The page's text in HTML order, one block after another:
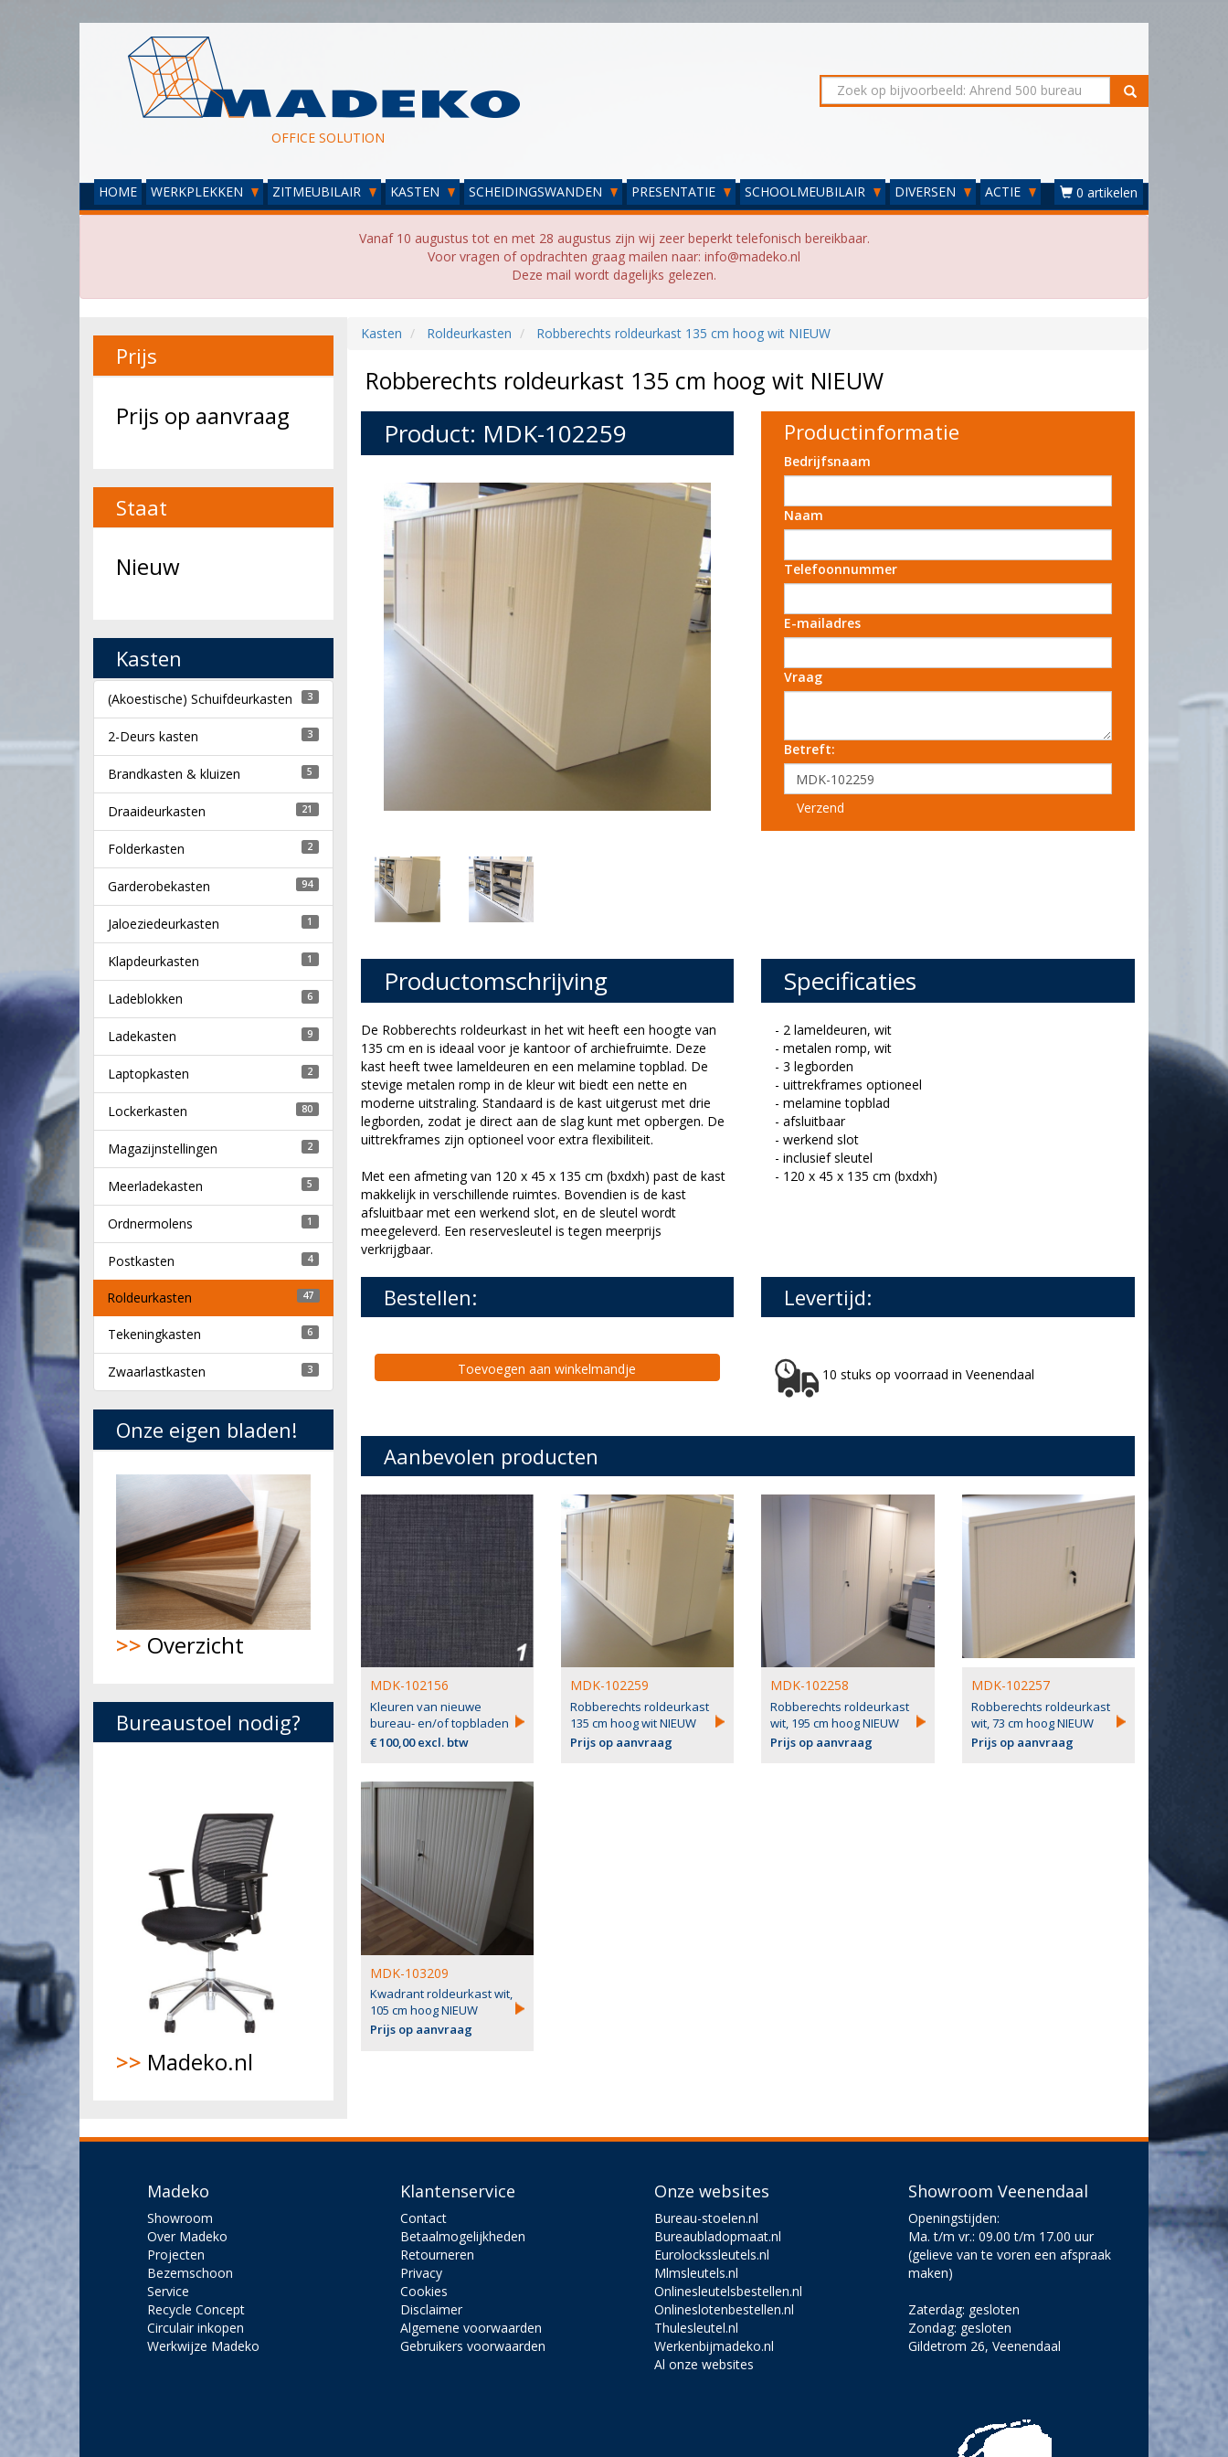
OFFICE SOLUTION
HOME WERKPLEKKEN ZITMEUBILAIR KASTEN SCHEIDINGSWANDEN PRESENTATIE SCHOOLMEUBILAIR DIVERSEN ACTIE 0 artikelen
Vanaf 10 augustus tot en met 28 augustus zijn wij zeer beperkt telefonisch bereikbaar.
Voor vragen of opdrachten graag mailen naar: info@madeko.nl
Deze mail wordt dagelijks gelezen.
Kasten Roldeurkasten Robberechts roldeurkast 135 cm hoog wit NIEUW
Robberechts roldeurkast 135 cm hoog wit NIEUW
Product: MDK-102259 Productinformatie
Bedrijfsnaam
Naam
Telefoonnummer
E-mailadres
Vraag
Betreft:
Verzend
Productomschrijving
De Robberechts roldeurkast in het wit heeft een hoogte van
135 cm en is ideaal voor je kantoor of archiefruimte. Deze
kast heeft twee lameldeuren en een melamine topblad. De
stevige metalen romp in de kleur wit biedt een nette en
moderne uitstraling. Standaard is de kast uitgerust met drie
legborden, zodat je direct aan de slag kunt met opbergen. De
uittrekframes zijn optioneel voor extra flexibiliteit.
Met een afmeting van 120 x 45 x 135 cm (bxdxh) past de kast
makkelijk in verschillende ruimtes. Bovendien is de kast
afsluitbaar met een werkend slot, en de sleutel wordt
meegeleverd. Een reservesleutel is tegen meerprijs
verkrijgbaar.
Specificaties
- 2 lameldeuren, wit
- metalen romp, wit
- 3 legborden
- uittrekframes optioneel
- melamine topblad
- afsluitbaar
- werkend slot
- inclusief sleutel
- 120 x 45 x 135 cm (bxdxh)
Bestellen:
Toevoegen aan winkelmandje
Levertijd:
10 stuks op voorraad in Veenendaal
Aanbevolen producten
MDK-102156
Kleuren van nieuwe
bureau- en/of topbladen
€ 100,00 excl. btw
MDK-102259
Robberechts roldeurkast
135 cm hoog wit NIEUW
Prijs op aanvraag
MDK-102258
Robberechts roldeurkast
wit, 195 cm hoog NIEUW
Prijs op aanvraag
MDK-102257
Robberechts roldeurkast
wit, 73 cm hoog NIEUW
Prijs op aanvraag
MDK-103209
Kwadrant roldeurkast wit,
105 cm hoog NIEUW
Prijs op aanvraag
Prijs
Prijs op aanvraag
Staat
Nieuw
Kasten
(Akoestische) Schuifdeurkasten 3
2-Deurs kasten 3
Brandkasten & kluizen 5
Draaideurkasten 21
Folderkasten 2
Garderobekasten 94
Jaloeziedeurkasten 1
Klapdeurkasten 1
Ladeblokken 6
Ladekasten 9
Laptopkasten 2
Lockerkasten 80
Magazijnstellingen 2
Meerladekasten 5
Ordnermolens 1
Postkasten 4
Roldeurkasten 47
Tekeningkasten 6
Zwaarlastkasten 3
Onze eigen bladen!
>> Overzicht
Bureaustoel nodig?
>> Madeko.nl
Madeko
Showroom
Over Madeko
Projecten
Bezemschoon
Service
Recycle Concept
Circulair inkopen
Werkwijze Madeko
Klantenservice
Contact
Betaalmogelijkheden
Retourneren
Privacy
Cookies
Disclaimer
Algemene voorwaarden
Gebruikers voorwaarden
Onze websites
Bureau-stoelen.nl
Bureaubladopmaat.nl
Eurolockssleutels.nl
Mlmsleutels.nl
Onlinesleutelsbestellen.nl
Onlineslotenbestellen.nl
Thulesleutel.nl
Werkenbijmadeko.nl
Al onze websites
Showroom Veenendaal
Openingstijden:
Ma. t/m vr.: 09.00 t/m 17.00 uur
(gelieve van te voren een afspraak
maken)
Zaterdag: gesloten
Zondag: gesloten
Gildetrom 26, Veenendaal